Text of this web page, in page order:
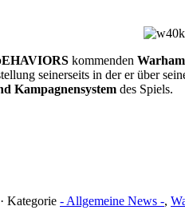
kommenden
seinerseits in der er über
Kampagnensystem des Spiels.
Kategorie - Allgemeine News -,